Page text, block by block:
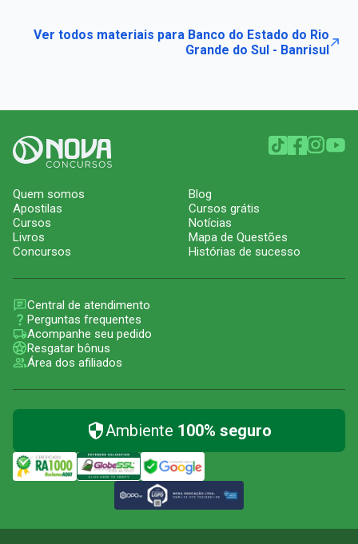
Ver todos materiais para Banco do Estado do Rio
Grande do Sul - Banrisul
Quem somos
Apostilas
Cursos
Livros
Concursos
Blog
Cursos grátis
Notícias
Mapa de Questões
Histórias de sucesso
Central de atendimento
Perguntas frequentes
Acompanhe seu pedido
Resgatar bônus
Área dos afiliados
Ambiente 100% seguro